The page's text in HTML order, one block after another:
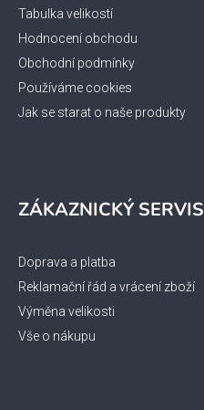
Tabulka velikostí
Hodnocení obchodu
Obchodní podmínky
Používáme cookies
Jak se starat o naše produkty
ZÁKAZNICKÝ SERVIS
Doprava a platba
Reklamační řád a vrácení zboží
Výměna velikosti
Vše o nákupu